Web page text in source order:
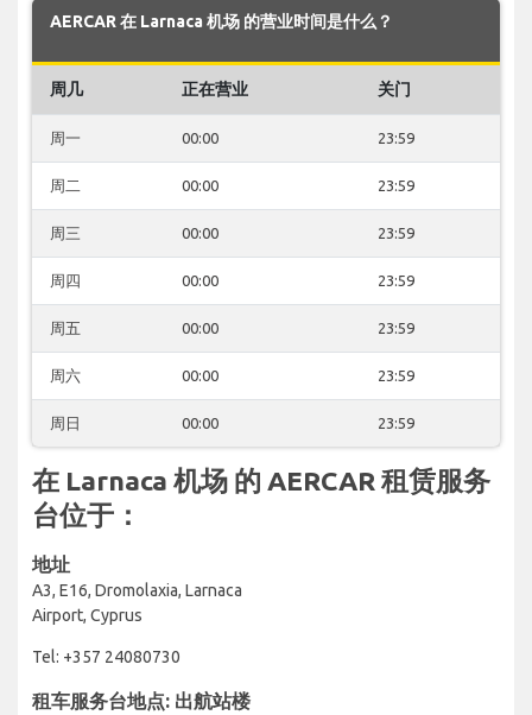
AERCAR 在 Larnaca 机场 的营业时间是什么？
周几 正在营业 关门
周一 00:00 23:59
周二 00:00 23:59
周三 00:00 23:59
周四 00:00 23:59
周五 00:00 23:59
周六 00:00 23:59
周日 00:00 23:59
在 Larnaca 机场 的 AERCAR 租赁服务
台位于：
地址
A3, E16, Dromolaxia, Larnaca
Airport, Cyprus
Tel: +357 24080730
租车服务台地点: 出航站楼